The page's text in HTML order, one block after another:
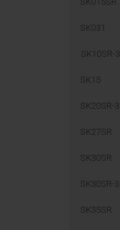
SK031
SK10SR-3
SK15
SK20SR-3
SK27SR
SK30SR
SK30SR-3
SK35SR